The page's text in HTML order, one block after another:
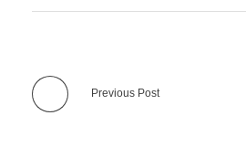
Previous Post